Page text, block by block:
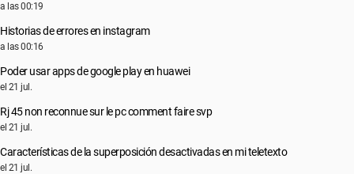
a las 00:19
Historias de errores en instagram
a las 00:16
Poder usar apps de google play en huawei
el 21 jul.
Rj 45 non reconnue sur le pc comment faire svp
el 21 jul.
Características de la superposición desactivadas en mi teletexto
el 21 jul.